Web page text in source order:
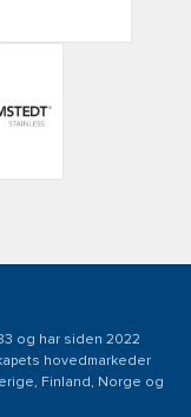
og har siden 2022
hovedmarkeder
Finland, Norge og